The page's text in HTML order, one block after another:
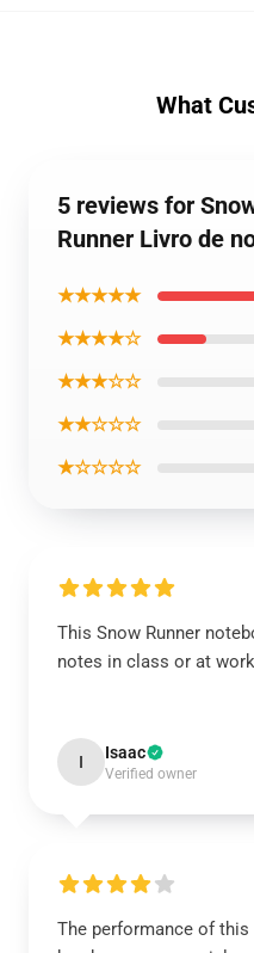
What
5 reviews for
Runner Livro de
★★★★★
★★★★☆
★★★☆☆
★★☆☆☆
★☆☆☆☆
This Snow Runner
notes in class or at
I Isaac
Verified owner
The performance of